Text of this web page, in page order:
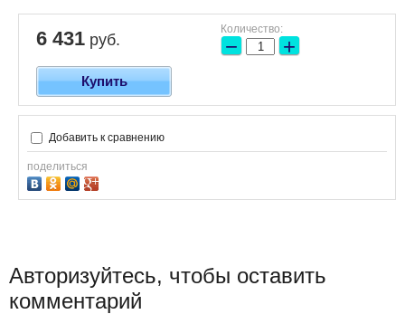
6 431 руб.
Количество:
− +
Купить
Добавить к сравнению
поделиться
Авторизуйтесь, чтобы оставить
комментарий